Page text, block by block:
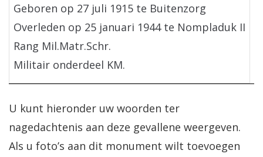
Geboren op 27 juli 1915 te Buitenzorg
Overleden op 25 januari 1944 te Nompladuk II
Rang Mil.Matr.Schr.
Militair onderdeel KM.
U kunt hieronder uw woorden ter
nagedachtenis aan deze gevallene weergeven.
Als u foto’s aan dit monument wilt toevoegen